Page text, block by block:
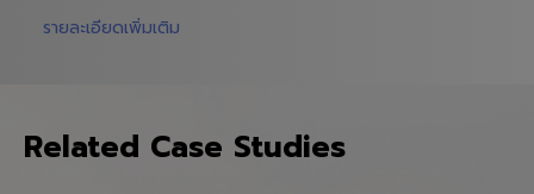
รายละเอียดเพิ่มเติม
Related Case Studies